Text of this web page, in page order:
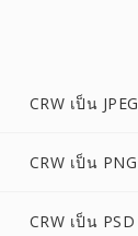
CRW เป็น JPEG
CRW เป็น PNG
CRW เป็น PSD